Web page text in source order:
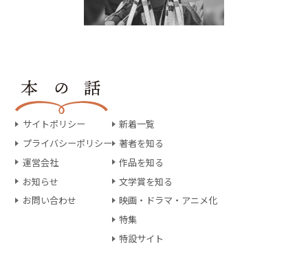
サイトポリシー
プライバシーポリシー
運営会社
お知らせ
お問い合わせ
新着一覧
著者を知る
作品を知る
文学賞を知る
映画・ドラマ・アニメ化
特集
特設サイト